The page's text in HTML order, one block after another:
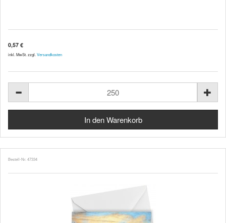
0,57 €
inkl. MwSt. zzgl. Versandkosten
Bestell-Nr. 47334